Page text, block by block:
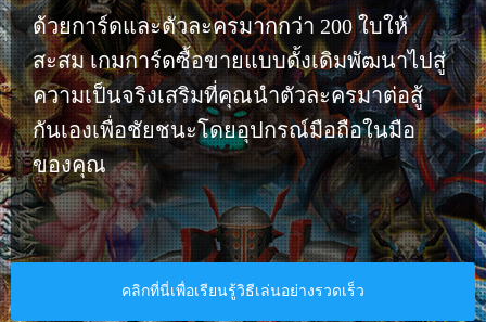
ด้วยการ์ดและตัวละครมากกว่า 200 ใบให้
สะสม เกมการ์ดซื้อขายแบบดั้งเดิมพัฒนาไปสู่
ความเป็นจริงเสริมที่คุณนำตัวละครมาต่อสู้
กันเองเพื่อชัยชนะโดยอุปกรณ์มือถือในมือ
ของคุณ​
คลิกที่นี่เพื่อเรียนรู้วิธีเล่นอย่างรวดเร็ว